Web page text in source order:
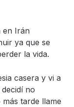
en Irán
ya que se
la vida.
casera y vi a
no
más tarde llame